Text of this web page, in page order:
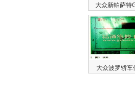
大众新帕萨特
大众波罗轿车